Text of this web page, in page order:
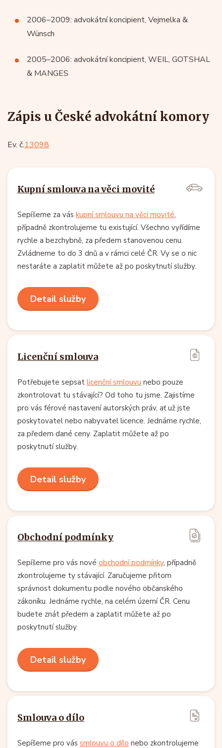
2006–2009: advokátní koncipient, Vejmelka &
Wünsch
2005–2006: advokátní koncipient, WEIL, GOTSHAL
& MANGES
Zápis u České advokátní komory
Ev. č.13098
Kupní smlouva na věci movité
Sepíšeme za vás kupní smlouvu na věci movité,
případně zkontrolujeme tu existující. Všechno vyřídíme
rychle a bezchybně, za předem stanovenou cenu.
Zvládneme to do 3 dnů a v rámci celé ČR. Vy se o nic
nestaráte a zaplatit můžete až po poskytnutí služby.
Detail služby
Licenční smlouva
Potřebujete sepsat licenční smlouvu nebo pouze
zkontrolovat tu stávající? Od toho tu jsme. Zajistíme
pro vás férové nastavení autorských práv, ať už jste
poskytovatel nebo nabyvatel licence. Jednáme rychle,
za předem dané ceny. Zaplatit můžete až po
poskytnutí služby.
Detail služby
Obchodní podmínky
Sepíšeme pro vás nové obchodní podmínky, případně
zkontrolujeme ty stávající. Zaručujeme přitom
správnost dokumentu podle nového občanského
zákoníku. Jednáme rychle, na celém území ČR. Cenu
budete znát předem a zaplatit můžete až po
poskytnutí služby.
Detail služby
Smlouva o dílo
Sepíšeme pro vás smlouvu o dílo nebo zkontrolujeme